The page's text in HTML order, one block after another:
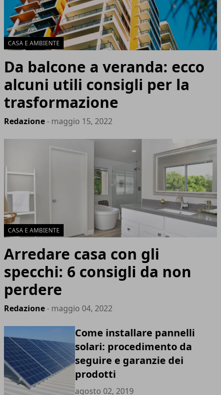
CASA E AMBIENTE
Da balcone a veranda: ecco
alcuni utili consigli per la
trasformazione
Redazione- maggio 15, 2022
CASA E AMBIENTE
Arredare casa con gli
specchi: 6 consigli da non
perdere
Redazione- maggio 04, 2022
Come installare pannelli
solari: procedimento da
seguire e garanzie dei
prodotti
agosto 02, 2019